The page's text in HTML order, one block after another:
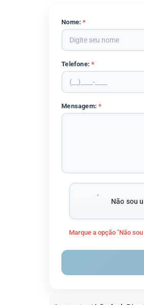
Nome:*
Telefone:*
Mensagem:*
Não sou
Marque a opção "Não